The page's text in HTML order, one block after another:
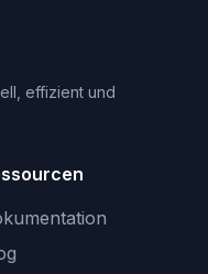
effizient und